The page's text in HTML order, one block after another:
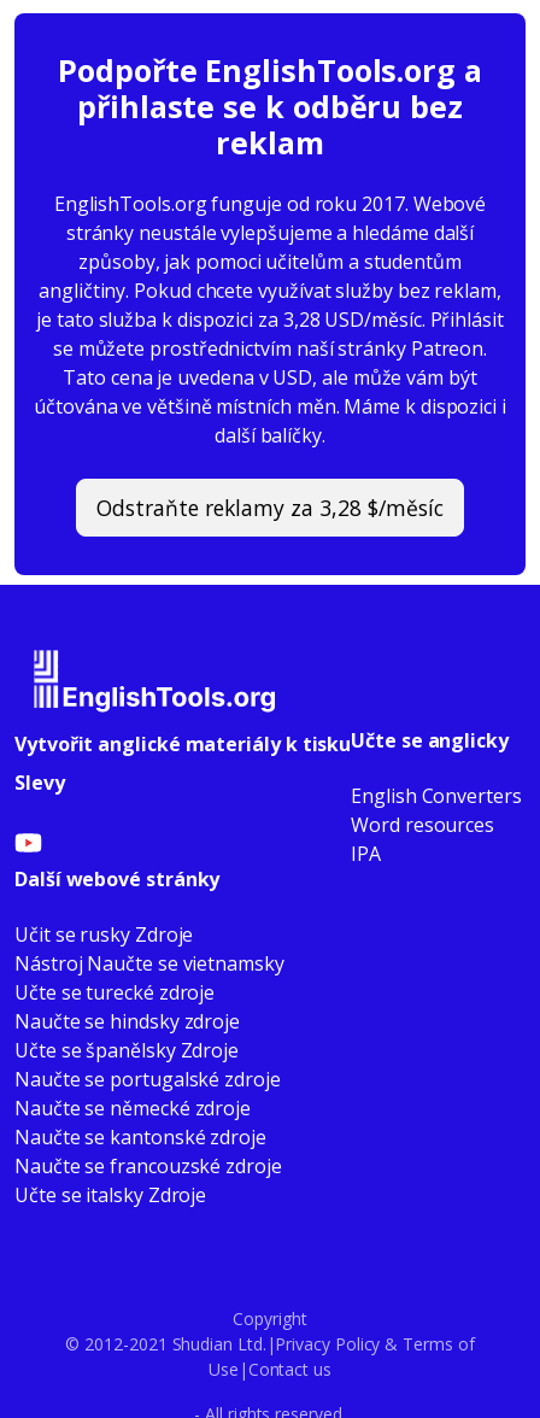
Podpořte EnglishTools.org a
přihlaste se k odběru bez
reklam
EnglishTools.org funguje od roku 2017. Webové
stránky neustále vylepšujeme a hledáme další
způsoby, jak pomoci učitelům a studentům
angličtiny. Pokud chcete využívat služby bez reklam,
je tato služba k dispozici za 3,28 USD/měsíc. Přihlásit
se můžete prostřednictvím naší stránky Patreon.
Tato cena je uvedena v USD, ale může vám být
účtována ve většině místních měn. Máme k dispozici i
další balíčky.
Odstraňte reklamy za 3,28 $/měsíc
Vytvořit anglické materiály k tisku
Slevy
Učte se anglicky
English Converters
Word resources
IPA
Další webové stránky
Učit se rusky Zdroje
Nástroj Naučte se vietnamsky
Učte se turecké zdroje
Naučte se hindsky zdroje
Učte se španělsky Zdroje
Naučte se portugalské zdroje
Naučte se německé zdroje
Naučte se kantonské zdroje
Naučte se francouzské zdroje
Učte se italsky Zdroje
Copyright
© 2012-2021 Shudian Ltd.|Privacy Policy & Terms of
Use | Contact us